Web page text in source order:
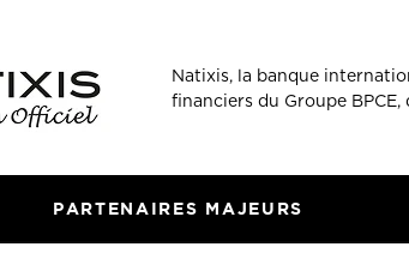
Natixis, la banque
financiers du Groupe
PARTENAIRES MAJEURS